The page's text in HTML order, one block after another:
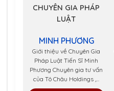
CHUYÊN GIA PHÁP
LUẬT
MINH PHƯƠNG
Giới thiệu về Chuyên Gia
Pháp Luật Tiến Sĩ Minh
Phương Chuyên gia tư vấn
của Tô Châu Holdings ,...